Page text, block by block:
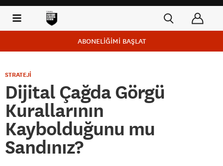
ABONELİĞİMİ BAŞLAT
STRATEJİ
Dijital Çağda Görgü
Kurallarının
Kaybolduğunu mu
Sandınız?